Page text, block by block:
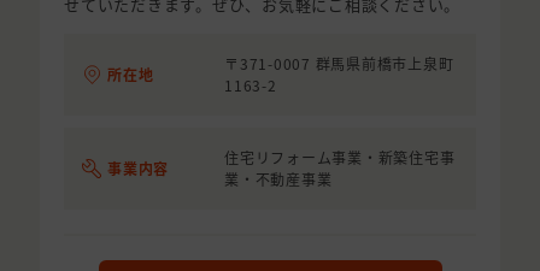
せていただきます。ぜひ、お気軽にご相談ください。
所在地
〒371-0007 群馬県前橋市上泉町
1163-2
事業内容
住宅リフォーム事業・新築住宅事
業・不動産事業